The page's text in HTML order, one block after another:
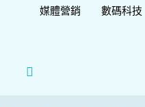
媒體營銷 數碼科技